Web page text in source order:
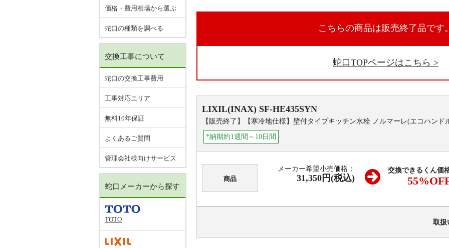
こちらの商品は販売終了品です
蛇口TOPページはこちら
LIXIL(INAX) SF-HE435SYN
【販売終了】【寒冷地仕様】壁付タイプキッチン水栓 ノルマーレ(エコハンド
*納期約1週間～10日間
商品
メーカー希望小売価格：
31,350円(税込)
交換できるくん価
55
取扱
価格・費用相場から選ぶ
蛇口の種類を調べる
交換工事について
蛇口の交換工事費用
工事対応エリア
無料10年保証
よくあるご質問
管理会社様向けサービス
蛇口メーカーから探す
TOTO